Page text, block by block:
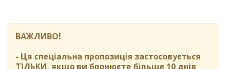
ВАЖЛИВО!
- Ця спеціальна пропозиція застосовується
ТІЛЬКИ, якщо ви бронюєте більше 10 днів